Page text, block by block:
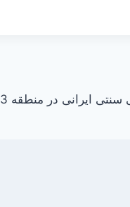
ایرانی در منطقه 13 پاریس